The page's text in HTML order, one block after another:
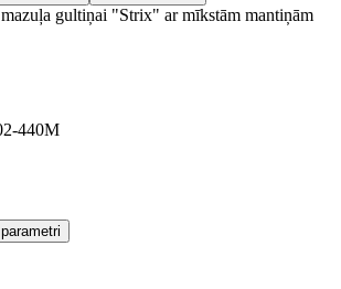
gultiņai "Strix" ar mīkstām mantiņām
440M